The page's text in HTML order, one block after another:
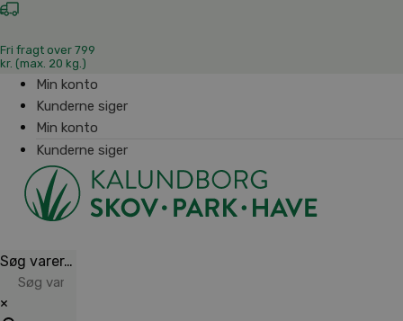
Fri fragt over 799
kr. (max. 20 kg.)
Min konto
Kunderne siger
Min konto
Kunderne siger
Søg varer…
×